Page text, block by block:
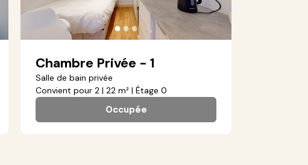
●●●
Chambre Privée - 1
Salle de bain privée
Convient pour 2 | 22 m² | Étage 0
Occupée